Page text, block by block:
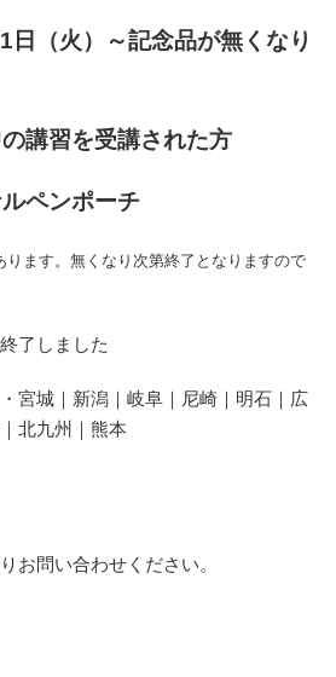
日（火）～記念品が無くなり
講習を受講された方
ペンポーチ
ます。無くなり次第終了となりますので
了しました
宮城｜新潟｜岐阜｜尼崎｜明石｜広
北九州｜熊本
お問い合わせください。